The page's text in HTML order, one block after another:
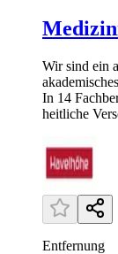
Wir sind ein
In 14
heitliche
Entfernung